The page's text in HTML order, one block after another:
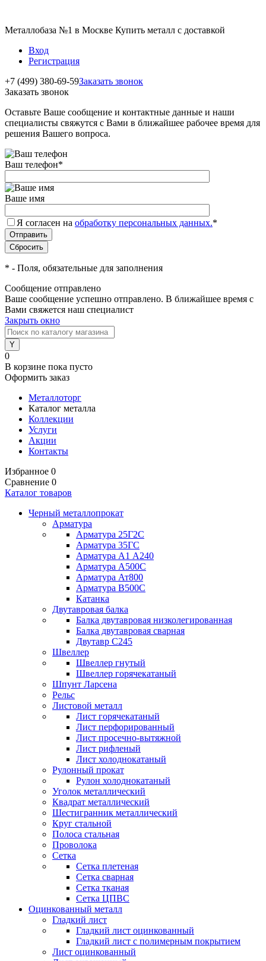
Металлобаза №1 в Москве Купить металл с доставкой
Вход
Регистрация
+7 (499) 380-69-59Заказать звонок
Заказать звонок
Оставьте Ваше сообщение и контактные данные и наши
специалисты свяжутся с Вами в ближайшее рабочее время для
решения Вашего вопроса.
Ваш телефон*
Ваше имя
Я согласен на обработку персональных данных.*
* - Поля, обязательные для заполнения
Сообщение отправлено
Ваше сообщение успешно отправлено. В ближайшее время с
Вами свяжется наш специалист
Закрыть окно
0
В корзине пока пусто
Оформить заказ
Металлоторг
Каталог металла
Коллекции
Услуги
Акции
Контакты
Избранное 0
Сравнение 0
Каталог товаров
Черный металлопрокат
Арматура
Арматура 25Г2С
Арматура 35ГС
Арматура А1 А240
Арматура А500С
Арматура Ат800
Арматура В500С
Катанка
Двутавровая балка
Балка двутавровая низколегированная
Балка двутавровая сварная
Двутавр С245
Швеллер
Швеллер гнутый
Швеллер горячекатаный
Шпунт Ларсена
Рельс
Листовой металл
Лист горячекатаный
Лист перфорированный
Лист просечно-вытяжной
Лист рифленый
Лист холоднокатаный
Рулонный прокат
Рулон холоднокатаный
Уголок металлический
Квадрат металлический
Шестигранник металлический
Круг стальной
Полоса стальная
Проволока
Сетка
Сетка плетеная
Сетка сварная
Сетка тканая
Сетка ЦПВС
Оцинкованный металл
Гладкий лист
Гладкий лист оцинкованный
Гладкий лист с полимерным покрытием
Лист оцинкованный